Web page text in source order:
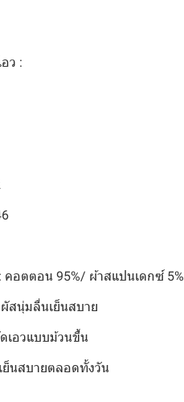
ว :
อตตอน 95%/ ผ้าสแปนเดกซ์ 5%
สนุ่มลื่นเย็นสบาย
เอวแบบม้วนขึ้น
ย็นสบายตลอดทั้งวัน